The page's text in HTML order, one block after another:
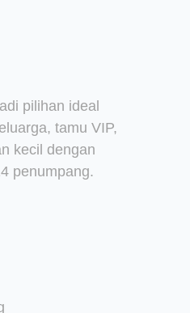
pilihan ideal
tamu VIP,
kecil dengan
penumpang.